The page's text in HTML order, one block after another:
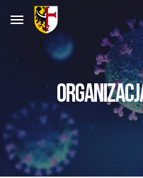
Skip to main content